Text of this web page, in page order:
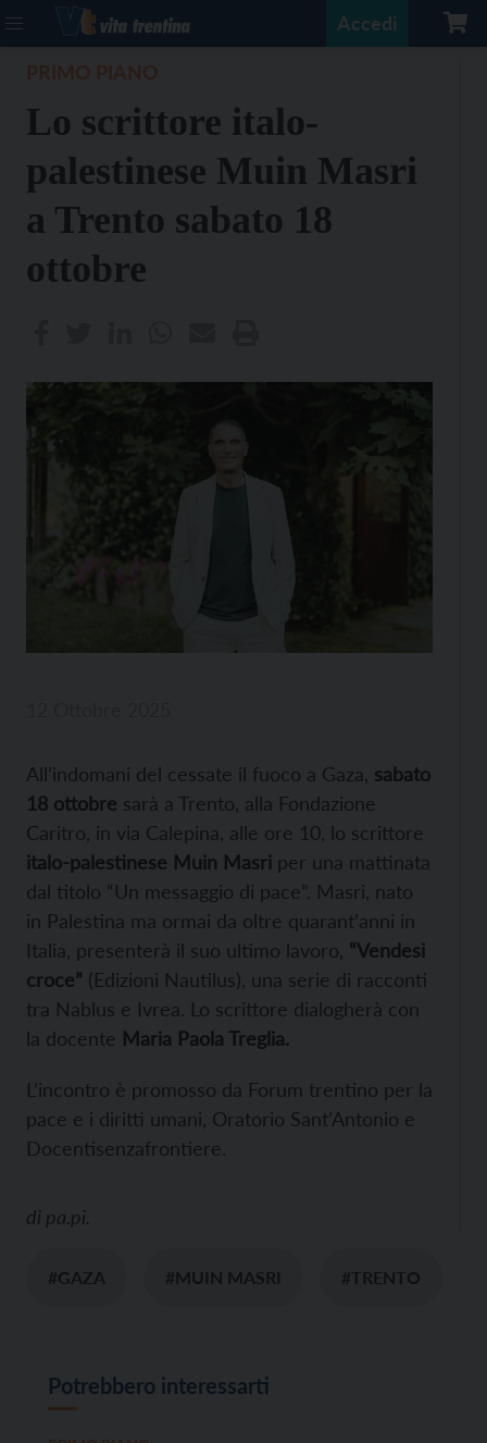
Accedi
Lo scrittore italo-
palestinese Muin Masri
a Trento sabato 18
ottobre
All’indomani del cessate il fuoco a Gaza, sabato
18 ottobre sarà a Trento, alla Fondazione
Caritro, in via Calepina, alle ore 10, lo scrittore
italo-palestinese Muin Masri per una mattinata
dal titolo “Un messaggio di pace”. Masri, nato
in Palestina ma ormai da oltre quarant’anni in
Italia, presenterà il suo ultimo lavoro, “Vendesi
croce” (Edizioni Nautilus), una serie di racconti
tra Nablus e Ivrea. Lo scrittore dialogherà con
la docente Maria Paola Treglia.
L’incontro è promosso da Forum trentino per la
pace e i diritti umani, Oratorio Sant’Antonio e
Docentisenzafrontiere.
di pa.pi.
#GAZA #MUIN MASRI #TRENTO
Potrebbero interessarti